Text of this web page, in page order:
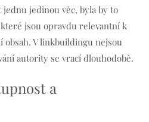
jedinou věc, byla by to
jsou opravdu relevantní k
obsah. V linkbuildingu nejsou
autority se vrací dlouhodobě.
a